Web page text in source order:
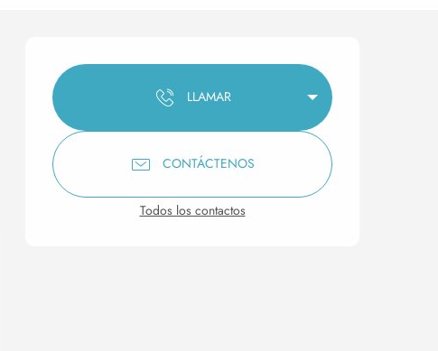
Horarios y datos de
LLAMAR
CONTÁCTENOS
Todos los contactos